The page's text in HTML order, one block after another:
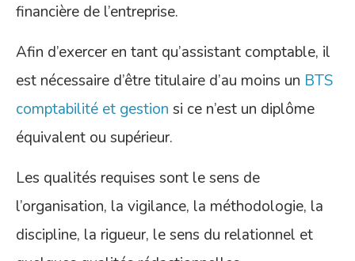
financière de l’entreprise.
Afin d’exercer en tant qu’assistant comptable, il
est nécessaire d’être titulaire d’au moins un BTS
comptabilité et gestion si ce n’est un diplôme
équivalent ou supérieur.
Les qualités requises sont le sens de
l’organisation, la vigilance, la méthodologie, la
discipline, la rigueur, le sens du relationnel et